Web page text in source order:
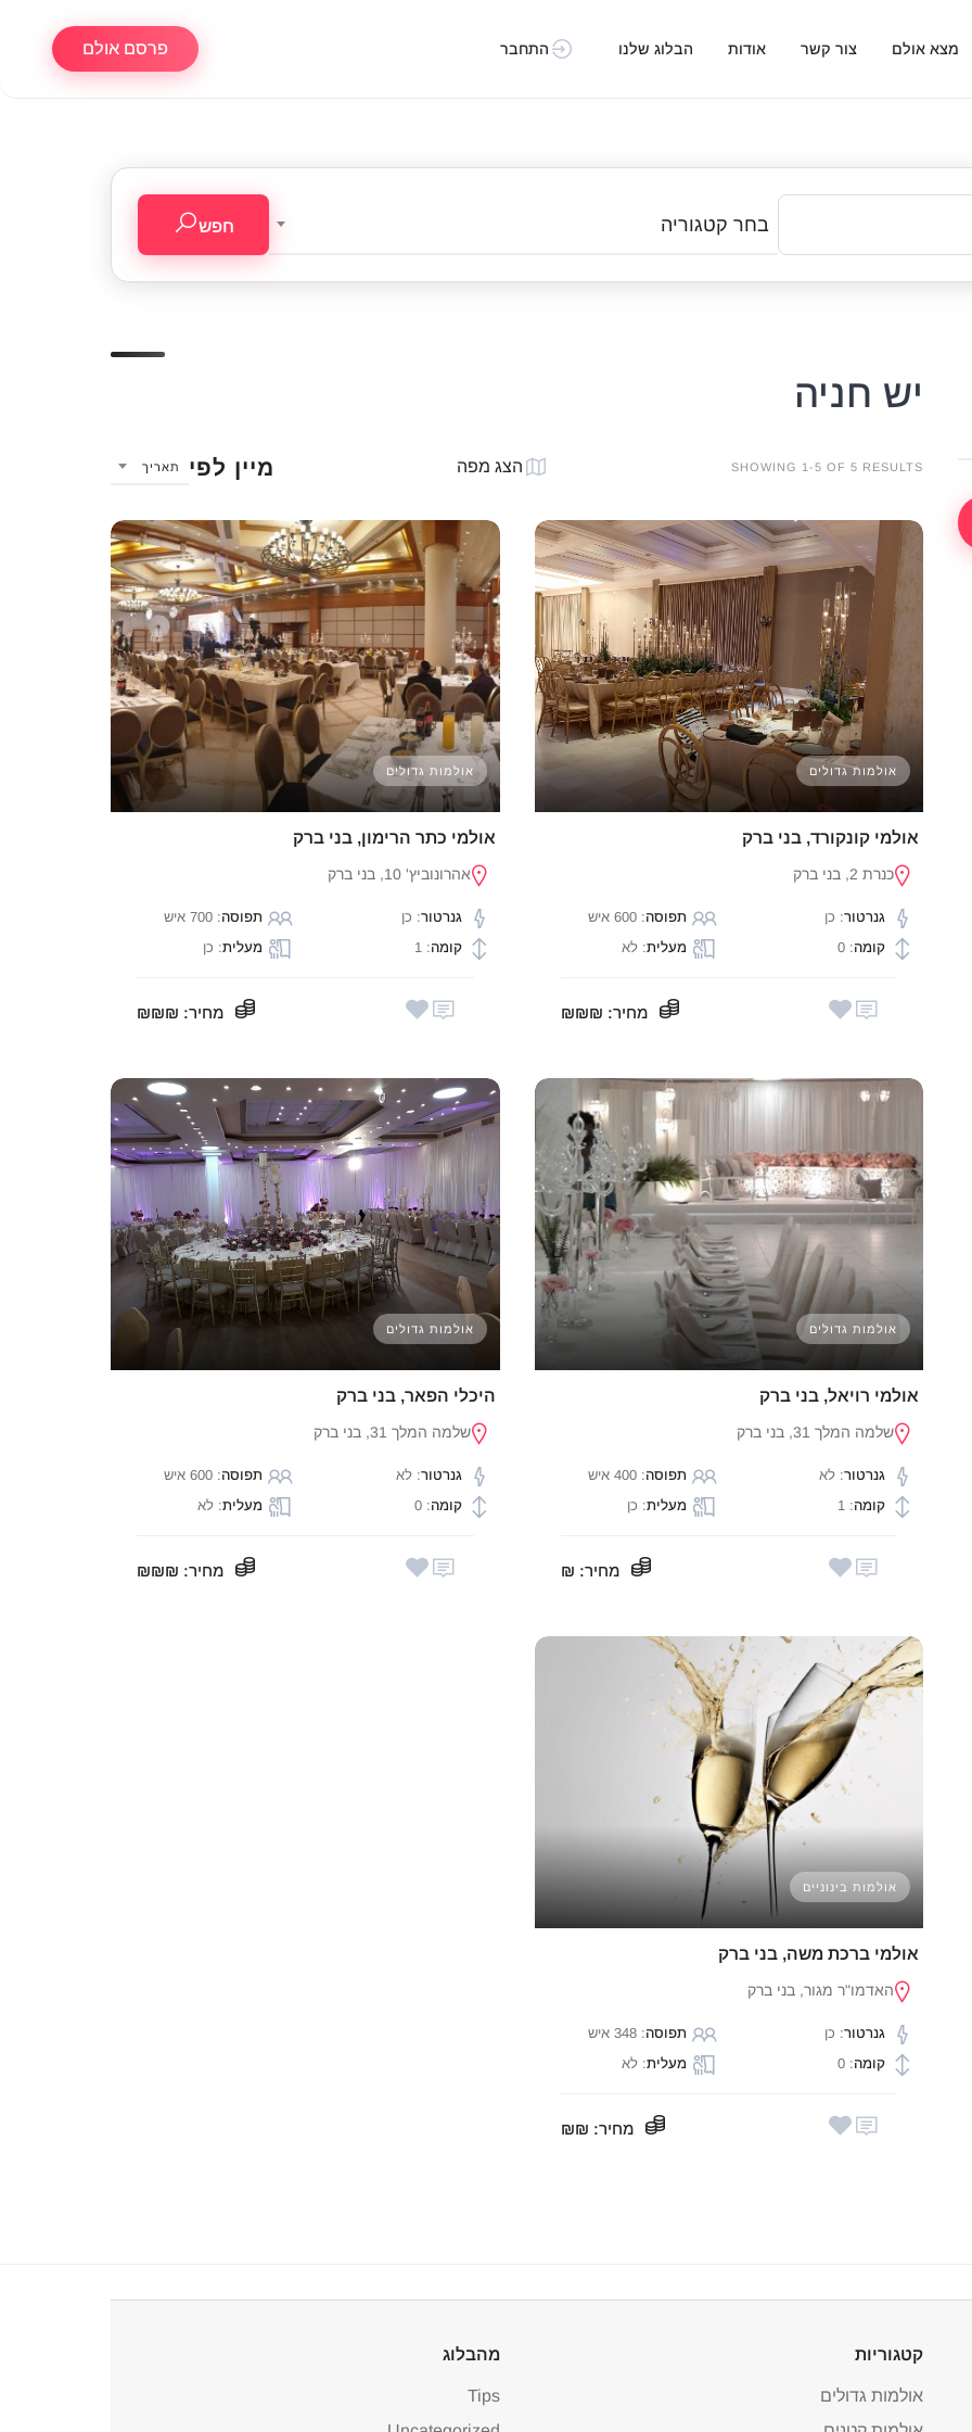
מצא אולם צור קשר אודות הבלוג שלנו התחבר פרסם אולם
בחר קטגוריה חפש
יש חניה
SHOWING 1-5 OF 5 RESULTS הצג מפה מיין לפי תאריך
אולמות גדולים
אולמי קונקורד, בני ברק
כנרת 2, בני ברק
גנרטור: כן תפוסה: 600 איש
קומה: 0 מעלית: לא
מחיר: ₪₪₪
אולמות גדולים
אולמי כתר הרימון, בני ברק
אהרונוביץ' 10, בני ברק
גנרטור: כן תפוסה: 700 איש
קומה: 1 מעלית: כן
מחיר: ₪₪₪
אולמות גדולים
אולמי רויאל, בני ברק
שלמה המלך 31, בני ברק
גנרטור: לא תפוסה: 400 איש
קומה: 1 מעלית: כן
מחיר: ₪
אולמות גדולים
היכלי הפאר, בני ברק
שלמה המלך 31, בני ברק
גנרטור: לא תפוסה: 600 איש
קומה: 0 מעלית: לא
מחיר: ₪₪₪
אולמות בינוניים
אולמי ברכת משה, בני ברק
האדמו"ר מגור, בני ברק
גנרטור: כן תפוסה: 348 איש
קומה: 0 מעלית: לא
מחיר: ₪₪
קטגוריות
אולמות גדולים
מהבלוג
Tips